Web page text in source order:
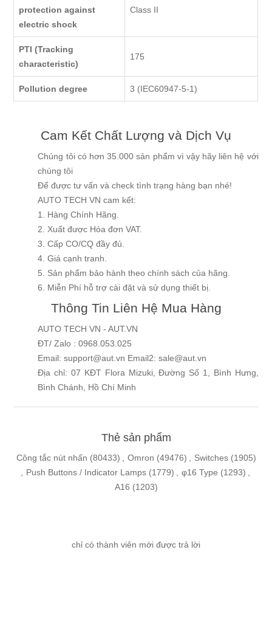
protection against
electric shock
Class II
PTI (Tracking
characteristic)
175
Pollution degree 3 (IEC60947-5-1)
Cam Kết Chất Lượng và Dịch Vụ
Chúng tôi có hơn 35.000 sản phẩm vì vậy hãy liên hệ với
chúng tôi
Để được tư vấn và check tình trạng hàng bạn nhé!
AUTO TECH VN cam kết:
1. Hàng Chính Hãng.
2. Xuất được Hóa đơn VAT.
3. Cấp CO/CQ đầy đủ.
4. Giá cạnh tranh.
5. Sản phẩm bảo hành theo chính sách của hãng.
6. Miễn Phí hỗ trợ cài đặt và sử dụng thiết bị.
Thông Tin Liên Hệ Mua Hàng
AUTO TECH VN - AUT.VN
ĐT/ Zalo : 0968.053.025
Email: support@aut.vn Email2: sale@aut.vn
Địa chỉ: 07 KĐT Flora Mizuki, Đường Số 1, Bình Hưng,
Bình Chánh, Hồ Chí Minh
Thẻ sản phẩm
Công tắc nút nhấn (80433) , Omron (49476) , Switches (1905)
, Push Buttons / Indicator Lamps (1779) , φ16 Type (1293) ,
A16 (1203)
chỉ có thành viên mới được trả lời